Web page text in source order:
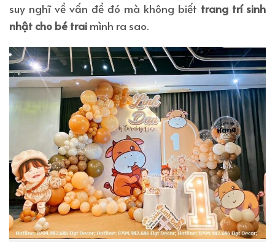
suy nghĩ về vấn đề đó mà không biết trang trí sinh
nhật cho bé trai mình ra sao.